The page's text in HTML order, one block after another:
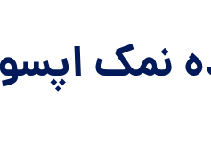
نمک